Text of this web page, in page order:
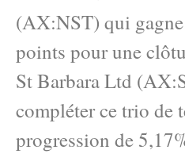
(AX:NST) qui
points pour une
St Barbara Ltd
compléter ce trio de
progression de